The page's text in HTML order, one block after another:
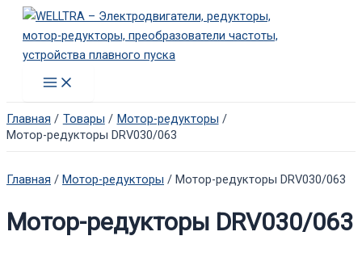
Перейти
содержимому
Main
Menu
Главная
Товары
Мотор-редукторы
Мотор-редукторы DRV030/063
Главная / Мотор-редукторы / Мотор-редукторы DRV030/063
Мотор-редукторы DRV030/063